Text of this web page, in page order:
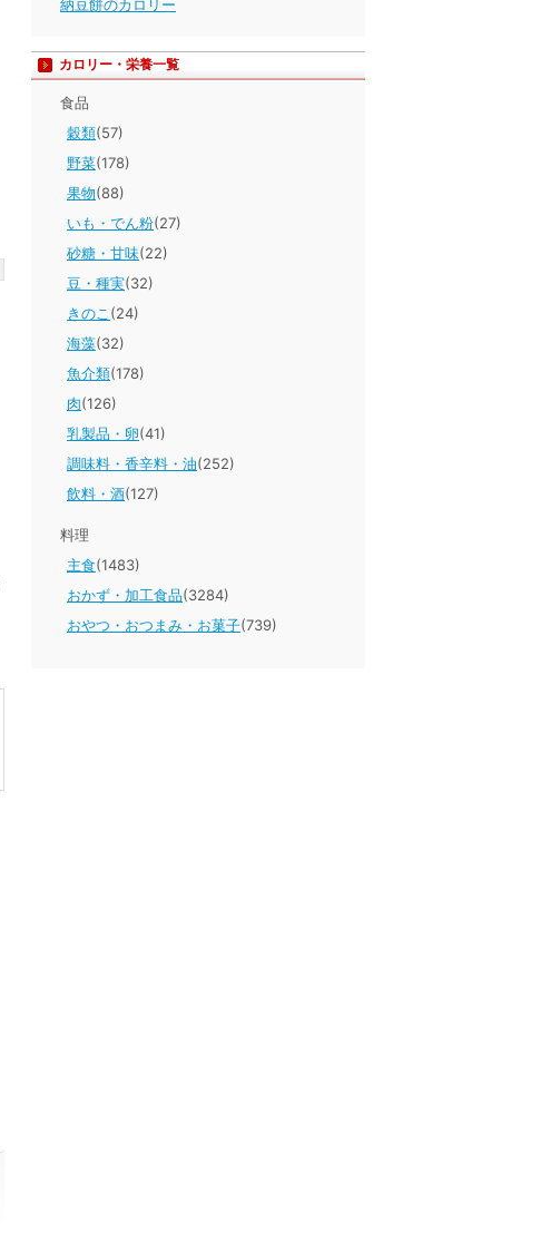
納豆餅のカロリー
カロリー・栄養一覧
食品
穀類(57)
野菜(178)
果物(88)
いも・でん粉(27)
砂糖・甘味(22)
豆・種実(32)
きのこ (24)
海藻(32)
魚介類(178)
肉(126)
乳製品・卵(41)
調味料・香辛料・油(252)
飲料・酒(127)
料理
主食(1483)
おかず・加工食品(3284)
おやつ・おつまみ・お菓子(739)